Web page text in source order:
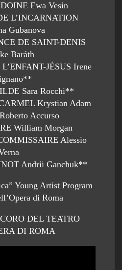
Ewa Vesin
L’INCARNATION
Gubanova
DE SAINT-DENIS
Baráth
JÉSUS Irene
Sara Rocchi**
Krystian Adam
Accurso
William Morgan
Alessio
Andrii Ganchuk**
Young Artist Program
di Roma
DEL TEATRO
DI ROMA